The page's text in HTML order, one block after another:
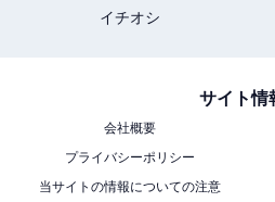
イチオシ
サイト情
会社概要
プライバシーポリシー
当サイトの情報についての注意